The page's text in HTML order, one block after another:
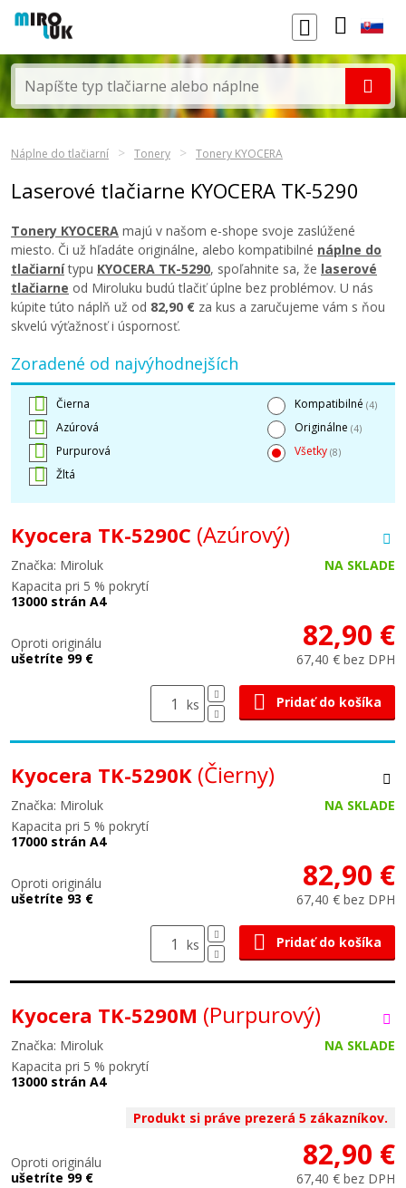
Náplne do tlačiarní Tonery Tonery KYOCERA
Laserové tlačiarne KYOCERA TK-5290
Tonery KYOCERA majú v našom e-shope svoje zaslúžené
miesto. Či už hľadáte originálne, alebo kompatibilné náplne do
tlačiarnítypu KYOCERA TK-5290, spoľahnite sa, že laserové
tlačiarne od Miroluku budú tlačiť úplne bez problémov. U nás
kúpite túto náplň už od 82,90 € za kus a zaručujeme vám s ňou
skvelú výťažnosť i úspornosť.
Zoradené od najvýhodnejších
Čierna
Azúrová
Purpurová
Žltá
Kompatibilné (4)
Originálne (4)
Všetky (8)
Kyocera TK-5290C (Azúrový)
Značka: Miroluk
NA SKLADE
Kapacita pri 5 % pokrytí
13000 strán A4
Oproti originálu
ušetríte 99 €
82,90 €
67,40 € bez DPH
ks Pridať do košíka
Kyocera TK-5290K (Čierny)
Značka: Miroluk
NA SKLADE
Kapacita pri 5 % pokrytí
17000 strán A4
Oproti originálu
ušetríte 93 €
82,90 €
67,40 € bez DPH
ks Pridať do košíka
Kyocera TK-5290M (Purpurový)
Značka: Miroluk
NA SKLADE
Kapacita pri 5 % pokrytí
13000 strán A4
Produkt si práve prezerá 5 zákazníkov.
Oproti originálu
ušetríte 99 €
82,90 €
67,40 € bez DPH